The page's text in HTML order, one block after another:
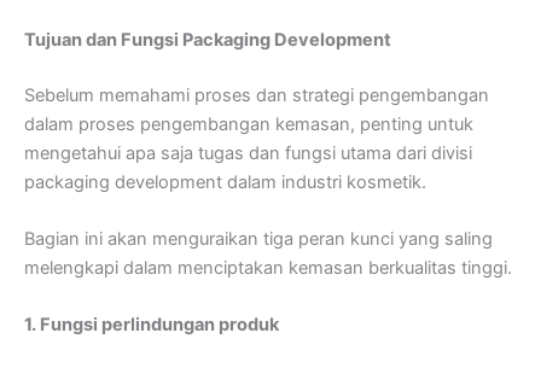
Tujuan dan Fungsi Packaging Development
Sebelum memahami proses dan strategi pengembangan
dalam proses pengembangan kemasan, penting untuk
mengetahui apa saja tugas dan fungsi utama dari divisi
packaging development dalam industri kosmetik.
Bagian ini akan menguraikan tiga peran kunci yang saling
melengkapi dalam menciptakan kemasan berkualitas tinggi.
1. Fungsi perlindungan produk